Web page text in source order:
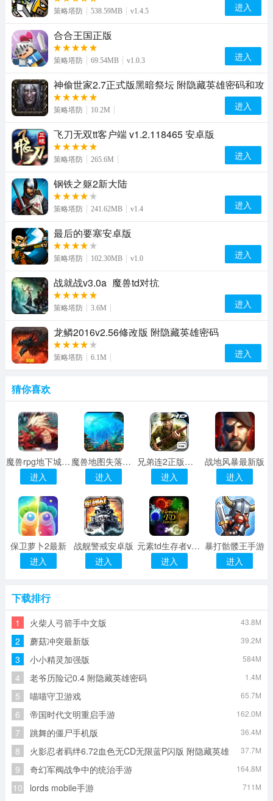
策略塔防 538.59MB v1.4.5 进入
合合王国正版
策略塔防 69.54MB v1.0.3 进入
神偷世家2.7正式版黑暗祭坛 附隐藏英雄密码和攻
略
策略塔防 10.2M 进入
飞刀无双tt客户端 v1.2.118465 安卓版
策略塔防 265.6M 进入
钢铁之躯2新大陆
策略塔防 241.62MB v1.4 进入
最后的要塞安卓版
策略塔防 102.30MB v1.0 进入
战就战v3.0a_魔兽td对抗
策略塔防 3.6M 进入
龙鳞2016v2.56修改版 附隐藏英雄密码
策略塔防 6.1M 进入
猜你喜欢
魔兽rpg地下城与怪物v1.3 附地图攻略
进入
魔兽地图失落大陆v0.219
进入
兄弟连2正版下载
进入
战地风暴最新版
进入
保卫萝卜2最新
进入
战舰警戒安卓版
进入
元素td生存者v4.11正式版_魔兽td地图
进入
暴打骷髅王手游
进入
下载排行
1 火柴人弓箭手中文版 43.8M
2 蘑菇冲突最新版 39.2M
3 小小精灵加强版 584M
4 老爷历险记0.4 附隐藏英雄密码 1.4M
5 喵喵守卫游戏 65.7M
6 帝国时代文明重启手游 162.0M
7 跳舞的僵尸手机版 36.4M
8
火影忍者羁绊6.72血色无CD无限蓝P闪版 附隐藏英雄
密码
37.7M
9 奇幻军阀战争中的统治手游 164.8M
10 lords mobile手游 711M